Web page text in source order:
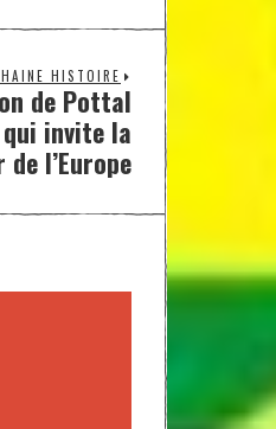
HISTOIRE
de Pottal
invite la
l’Europe